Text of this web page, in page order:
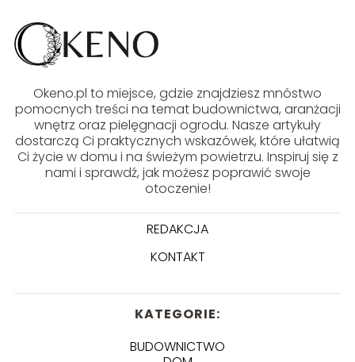
Okeno.pl to miejsce, gdzie znajdziesz mnóstwo
pomocnych treści na temat budownictwa, aranżacji
wnętrz oraz pielęgnacji ogrodu. Nasze artykuły
dostarczą Ci praktycznych wskazówek, które ułatwią
Ci życie w domu i na świeżym powietrzu. Inspiruj się z
nami i sprawdź, jak możesz poprawić swoje
otoczenie!
REDAKCJA
KONTAKT
KATEGORIE:
BUDOWNICTWO